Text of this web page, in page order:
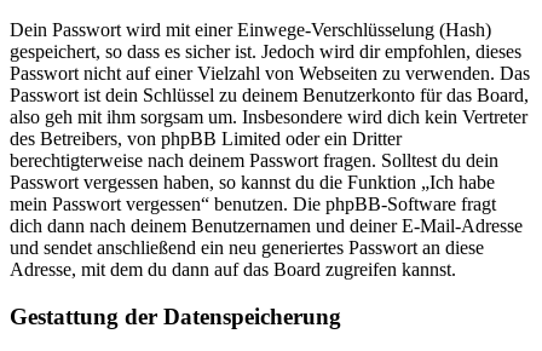
Dein Passwort wird mit einer Einwege-Verschlüsselung (Hash)
gespeichert, so dass es sicher ist. Jedoch wird dir empfohlen, dieses
Passwort nicht auf einer Vielzahl von Webseiten zu verwenden. Das
Passwort ist dein Schlüssel zu deinem Benutzerkonto für das Board,
also geh mit ihm sorgsam um. Insbesondere wird dich kein Vertreter
des Betreibers, von phpBB Limited oder ein Dritter
berechtigterweise nach deinem Passwort fragen. Solltest du dein
Passwort vergessen haben, so kannst du die Funktion „Ich habe
mein Passwort vergessen“ benutzen. Die phpBB-Software fragt
dich dann nach deinem Benutzernamen und deiner E-Mail-Adresse
und sendet anschließend ein neu generiertes Passwort an diese
Adresse, mit dem du dann auf das Board zugreifen kannst.
Gestattung der Datenspeicherung